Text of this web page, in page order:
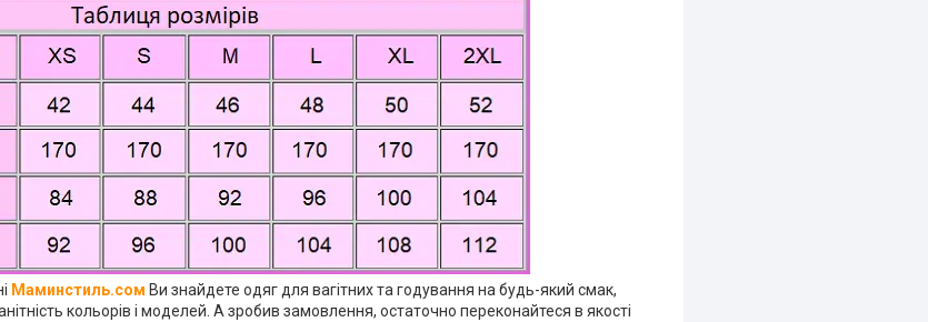
Маминстиль.сом Ви знайдете одяг для вагітних та годування на будь-який смак,
кольорів і моделей. А зробив замовлення, остаточно переконайтеся в якості